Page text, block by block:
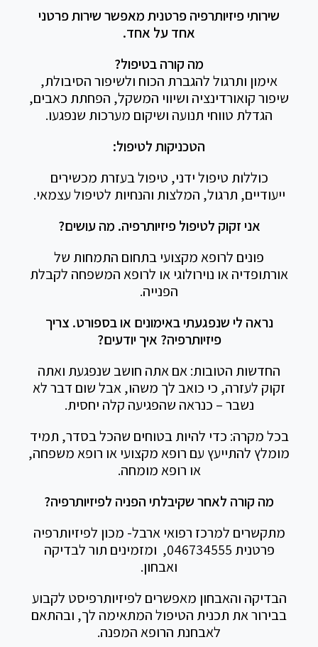
שירותי פיזיותרפיה פרטנית מאפשר שירות פרטני
אחד על אחד.
מה קורה בטיפול?
אימון ותרגול להגברת הכוח ולשיפור הסיבולת,
שיפור קואורדינציה ושיווי המשקל, הפחתת כאבים,
הגדלת טווחי תנועה ושיקום מערכות שנפגעו.
הטכניקות לטיפול:
כוללות טיפול ידני, טיפול בעזרת מכשירים
ייעודיים, תרגול, המלצות והנחיות לטיפול עצמאי.
אני זקוק לטיפול פיזיותרפיה. מה עושים?
פונים לרופא מקצועי בתחום התמחות של
אורתופדיה או נוירולוגי או לרופא המשפחה לקבלת
הפנייה.
נראה לי שנפגעתי באימונים או בספורט. צריך
פיזיותרפיה? איך יודעים?
החדשות הטובות: אם אתה חושב שנפגעת ואתה
זקוק לעזרה, כי כואב לך משהו, אבל שום דבר לא
נשבר – כנראה שהפגיעה קלה יחסית.
בכל מקרה: כדי להיות בטוחים שהכל בסדר, תמיד
מומלץ להתייעץ עם רופא מקצועי או רופא משפחה,
או רופא מומחה.
מה קורה לאחר שקיבלתי הפניה לפיזיותרפיה?
מתקשרים למרכז רפואי ארבל- מכון לפיזיותרפיה
פרטנית 046734555, ומזמינים תור לבדיקה
ואבחון.
הבדיקה והאבחון מאפשרים לפיזיותרפיסט לקבוע
בבירור את תכנית הטיפול המתאימה לך, ובהתאם
לאבחנת הרופא המפנה.